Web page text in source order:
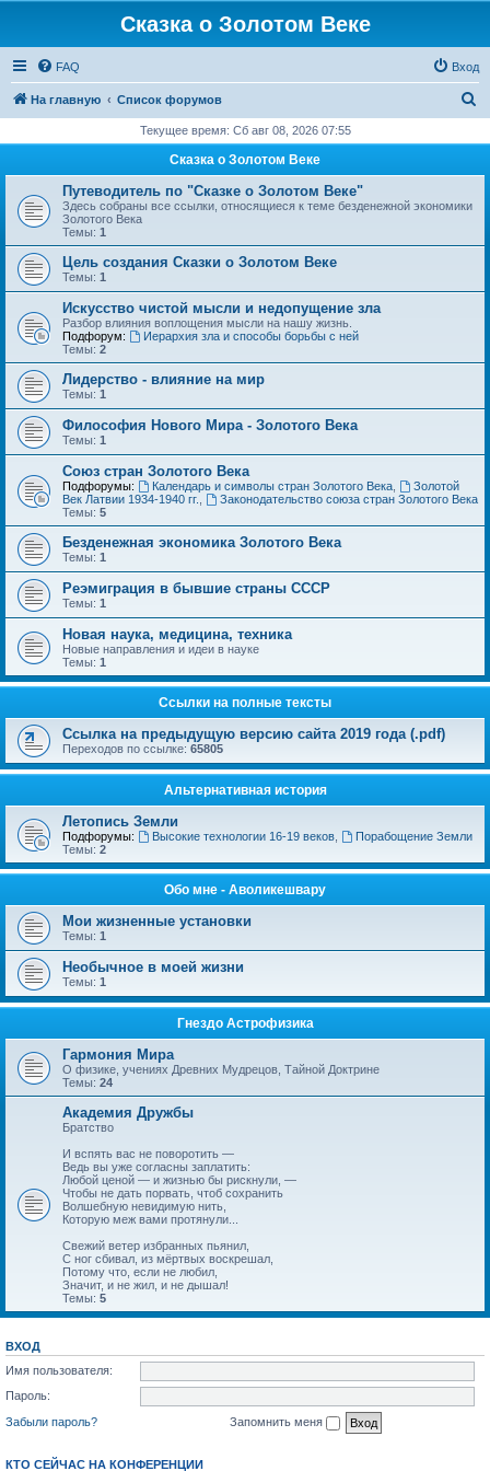
Сказка о Золотом Веке
FAQ Вход
На главную Список форумов
с
Текущее время: Сб авг 08, 2026 07:55
Сказка о Золотом Веке
Путеводитель по "Сказке о Золотом Веке"
Здесь собраны все ссылки, относящиеся к теме безденежной экономики
Золотого Века
Темы: 1
Цель создания Сказки о Золотом Веке
Темы: 1
Искусство чистой мысли и недопущение зла
Разбор влияния воплощения мысли на нашу жизнь.
Подфорум:
Иерархия зла и способы борьбы с ней
Темы: 2
Лидерство - влияние на мир
Темы: 1
Философия Нового Мира - Золотого Века
Темы: 1
Cоюз стран Золотого Века
Подфорумы: Календарь и символы стран Золотого Века,
Золотой
Век Латвии 1934-1940 гг.
Законодательство союза стран Золотого Века
Темы: 5
Безденежная экономика Золотого Века
Темы: 1
Реэмиграция в бывшие страны СССР
Темы: 1
Новая наука, медицина, техника
Новые направления и идеи в науке
Темы: 1
Ссылки на полные тексты
Ссылка на предыдущую версию сайта 2019 года (.pdf)
Переходов по ссылке: 65805
Альтернативная история
Летопись Земли
Подфорумы: Высокие технологии 16-19 веков,
Порабощение Земли
Темы: 2
Обо мне - Аволикешвару
Мои жизненные установки
Темы: 1
Необычное в моей жизни
Темы: 1
Гнездо Астрофизика
Гармония Мира
О физике, учениях Древних Мудрецов, Тайной Доктрине
Темы: 24
Академия Дружбы
Братство
И вспять вас не поворотить —
Ведь вы уже согласны заплатить:
Любой ценой — и жизнью бы рискнули, —
Чтобы не дать порвать, чтоб сохранить
Волшебную невидимую нить,
Которую меж вами протянули...
Свежий ветер избранных пьянил,
С ног сбивал, из мёртвых воскрешал,
Потому что, если не любил,
Значит, и не жил, и не дышал!
Темы: 5
ВХОД
Имя пользователя:
Пароль:
Забыли пароль?
Запомнить меня
КТО СЕЙЧАС НА КОНФЕРЕНЦИИ